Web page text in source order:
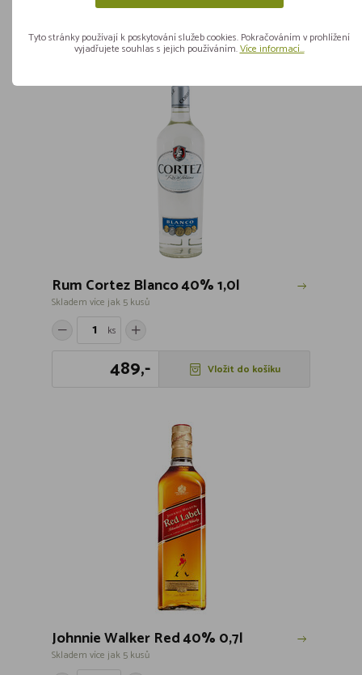
589,-
Rum Cortez Blanco 40% 1,0l
Skladem více jak 5 kusů
ks
489,- Vložit do košíku
Johnnie Walker Red 40% 0,7l
Skladem více jak 5 kusů
Tyto stránky používají k poskytování služeb cookies. Pokračováním v prohlížení
vyjadřujete souhlas s jejich používáním.Více informací...